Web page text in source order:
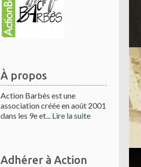
À propos
Action Barbès est une
association créée en août 2001
dans les 9e et... Lire la suite
Adhérer à Action